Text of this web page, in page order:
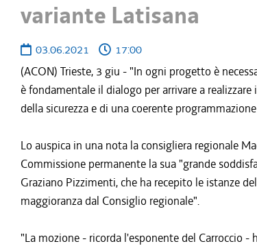
variante Latisana
03.06.2021
17:00
(ACON) Trieste, 3 giu - "In ogni progetto è
è fondamentale il dialogo per arrivare a
della sicurezza e di una coerente
Lo auspica in una nota la consigliera regionale
Commissione permanente la sua "grande
Graziano Pizzimenti, che ha recepito le istanze
maggioranza dal Consiglio regionale".
"La mozione - ricorda l'esponente del Carroccio